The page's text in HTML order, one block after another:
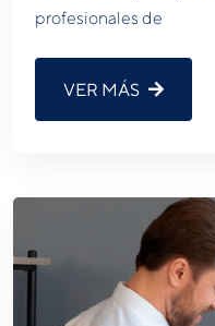
profesionales de
VER MÁS